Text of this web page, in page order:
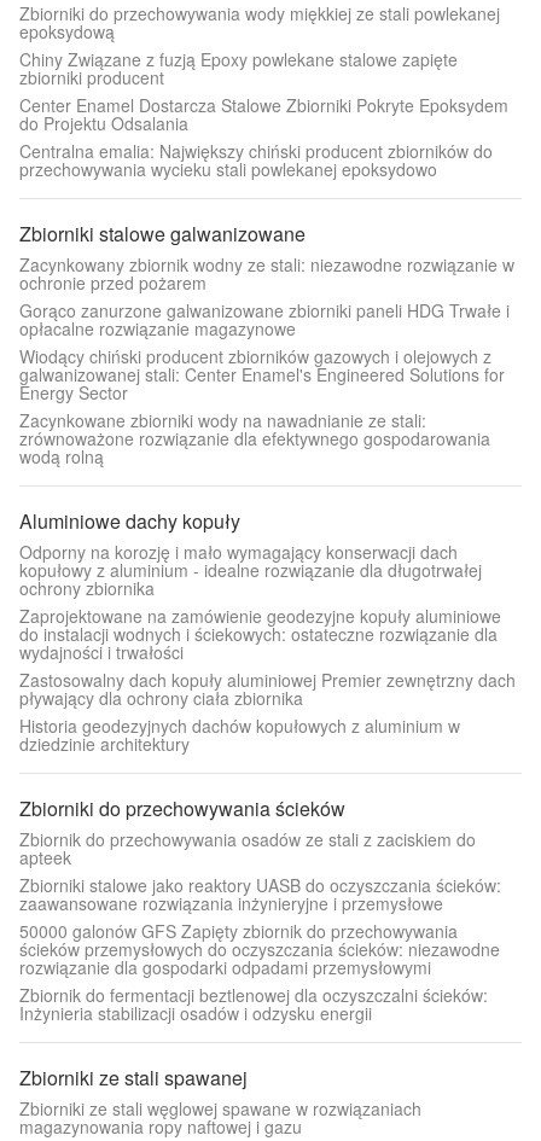
Zbiorniki do przechowywania wody miękkiej ze stali powlekanej
epoksydową
Chiny Związane z fuzją Epoxy powlekane stalowe zapięte
zbiorniki producent
Center Enamel Dostarcza Stalowe Zbiorniki Pokryte Epoksydem
do Projektu Odsalania
Centralna emalia: Największy chiński producent zbiorników do
przechowywania wycieku stali powlekanej epoksydowo
Zbiorniki stalowe galwanizowane
Zacynkowany zbiornik wodny ze stali: niezawodne rozwiązanie w
ochronie przed pożarem
Gorąco zanurzone galwanizowane zbiorniki paneli HDG Trwałe i
opłacalne rozwiązanie magazynowe
Wiodący chiński producent zbiorników gazowych i olejowych z
galwanizowanej stali: Center Enamel's Engineered Solutions for
Energy Sector
Zacynkowane zbiorniki wody na nawadnianie ze stali:
zrównoważone rozwiązanie dla efektywnego gospodarowania
wodą rolną
Aluminiowe dachy kopuły
Odporny na korozję i mało wymagający konserwacji dach
kopułowy z aluminium - idealne rozwiązanie dla długotrwałej
ochrony zbiornika
Zaprojektowane na zamówienie geodezyjne kopuły aluminiowe
do instalacji wodnych i ściekowych: ostateczne rozwiązanie dla
wydajności i trwałości
Zastosowalny dach kopuły aluminiowej Premier zewnętrzny dach
pływający dla ochrony ciała zbiornika
Historia geodezyjnych dachów kopułowych z aluminium w
dziedzinie architektury
Zbiorniki do przechowywania ścieków
Zbiornik do przechowywania osadów ze stali z zaciskiem do
apteek
Zbiorniki stalowe jako reaktory UASB do oczyszczania ścieków:
zaawansowane rozwiązania inżynieryjne i przemysłowe
50000 galonów GFS Zapięty zbiornik do przechowywania
ścieków przemysłowych do oczyszczania ścieków: niezawodne
rozwiązanie dla gospodarki odpadami przemysłowymi
Zbiornik do fermentacji beztlenowej dla oczyszczalni ścieków:
Inżynieria stabilizacji osadów i odzysku energii
Zbiorniki ze stali spawanej
Zbiorniki ze stali węglowej spawane w rozwiązaniach
magazynowania ropy naftowej i gazu